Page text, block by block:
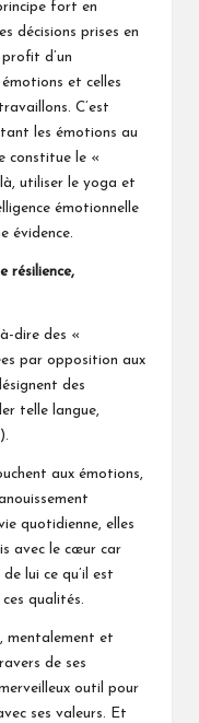
fort en
décisions prises en
d’un
et celles
C’est
les émotions au
constitue le «
utiliser le yoga et
émotionnelle
évidence.
résilience,
dire des «
par opposition aux
des
telle langue,
aux émotions,
quotidienne, elles
avec le cœur car
lui ce qu’il est
qualités.
mentalement et
de ses
outil pour
ses valeurs. Et